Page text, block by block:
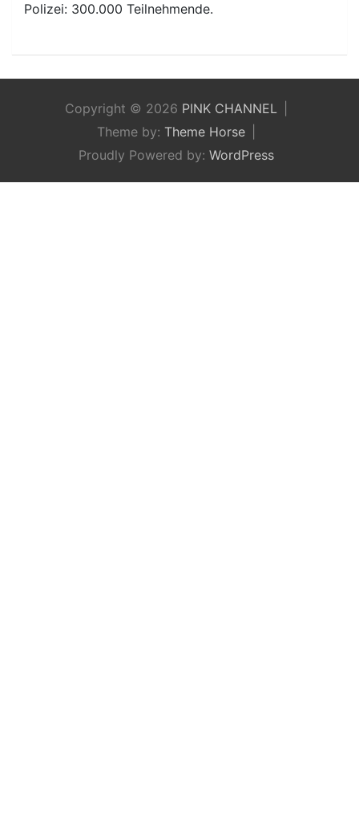
Polizei: 300.000 Teilnehmende.
Copyright © 2026 PINK CHANNEL
Theme by: Theme Horse
Proudly Powered by: WordPress